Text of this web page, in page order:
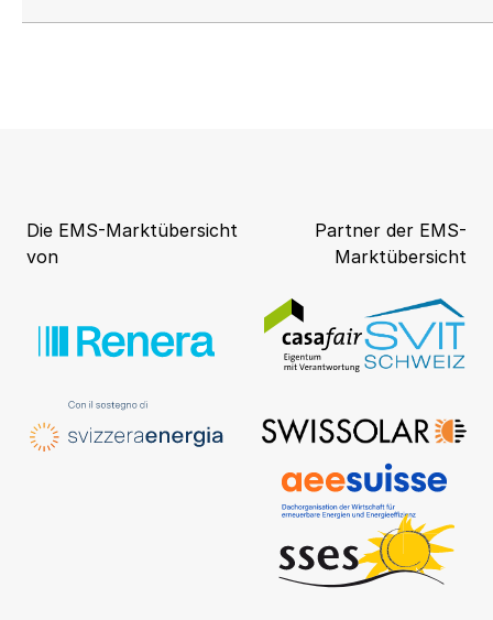
Die EMS-Marktübersicht
von
Partner der EMS-
Marktübersicht